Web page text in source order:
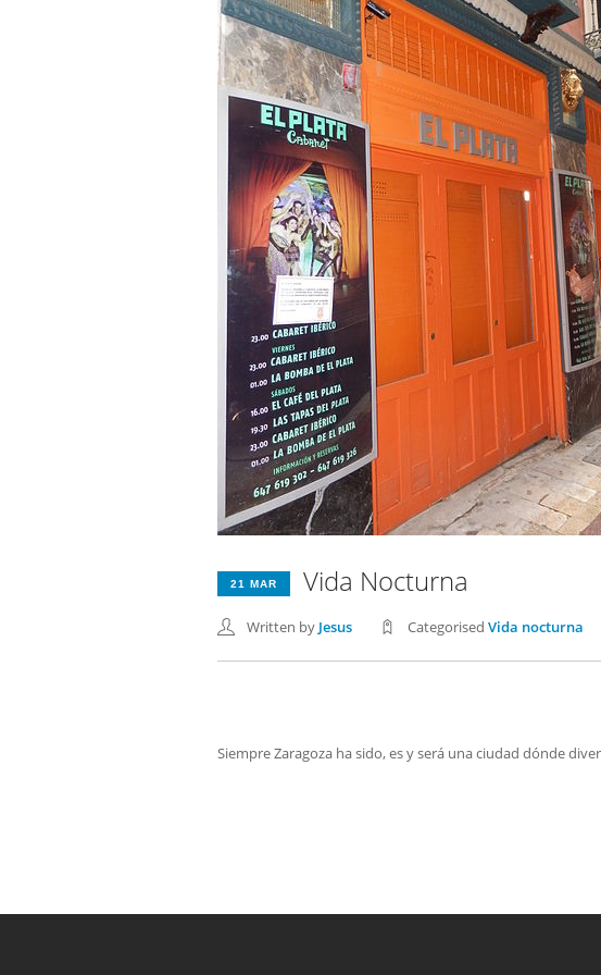
21 MAR Vida Nocturna
Written by Jesus Categorised Vida nocturna
Siempre Zaragoza ha sido, es y será una ciudad dónde